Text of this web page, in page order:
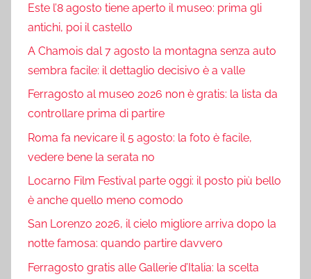
Este l’8 agosto tiene aperto il museo: prima gli
antichi, poi il castello
A Chamois dal 7 agosto la montagna senza auto
sembra facile: il dettaglio decisivo è a valle
Ferragosto al museo 2026 non è gratis: la lista da
controllare prima di partire
Roma fa nevicare il 5 agosto: la foto è facile,
vedere bene la serata no
Locarno Film Festival parte oggi: il posto più bello
è anche quello meno comodo
San Lorenzo 2026, il cielo migliore arriva dopo la
notte famosa: quando partire davvero
Ferragosto gratis alle Gallerie d’Italia: la scelta